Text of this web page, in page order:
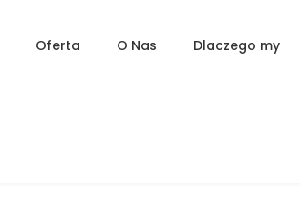
Oferta O Nas Dlaczego my